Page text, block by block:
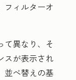
フィルターオ
て異なり、そ
スが表示され
並べ替えの基